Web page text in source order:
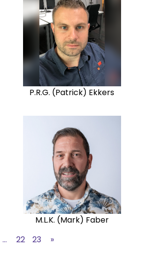
P.R.G. (Patrick) Ekkers
M.L.K. (Mark) Faber
... 22 23 »